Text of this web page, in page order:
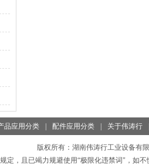
品应用分类 配件应用分类 关于伟涛行
版权所有： 湖南伟涛行工业设备有
定，且已竭力规避使用“极限化违禁词"，如